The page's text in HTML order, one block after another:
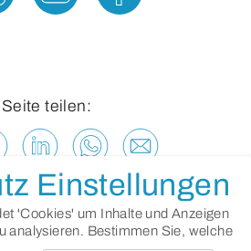
Seite teilen:
Einstellungen
'Cookies' um Inhalte und Anzeigen
analysieren. Bestimmen Sie, welche